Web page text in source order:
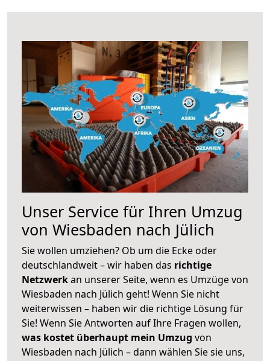
Unser Service für Ihren Umzug
von Wiesbaden nach Jülich
Sie wollen umziehen? Ob um die Ecke oder
deutschlandweit – wir haben das richtige
Netzwerkan unserer Seite, wenn es Umzüge von
Wiesbaden nach Jülich geht! Wenn Sie nicht
weiterwissen – haben wir die richtige Lösung für
Sie! Wenn Sie Antworten auf Ihre Fragen wollen,
was kostet überhaupt mein Umzug von
Wiesbaden nach Jülich – dann wählen Sie sie uns,